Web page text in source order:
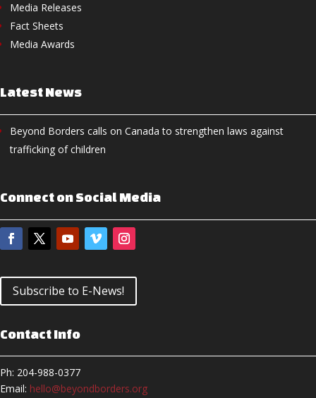
Media Releases
Fact Sheets
Media Awards
Latest News
Beyond Borders calls on Canada to strengthen laws against
trafficking of children
Connect on Social Media
Subscribe to E-News!
Contact Info
Ph: 204-988-0377
Email: hello@beyondborders.org